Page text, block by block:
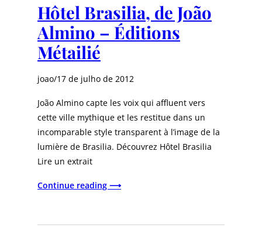
Hôtel Brasilia, de João
Almino – Éditions
Métailié
joao/17 de julho de 2012
João Almino capte les voix qui affluent vers
cette ville mythique et les restitue dans un
incomparable style transparent à l’image de la
lumière de Brasilia. Découvrez Hôtel Brasilia
Lire un extrait
Continue reading ⟶